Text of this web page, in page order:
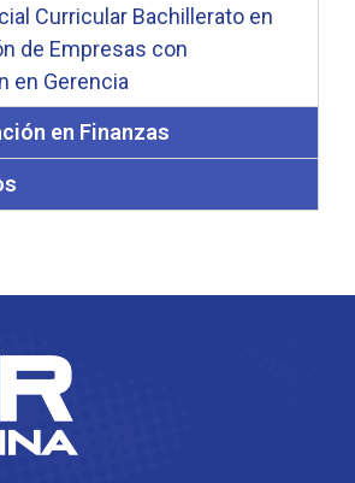
Curricular Bachillerato en
de Empresas con
en Gerencia
en Finanzas